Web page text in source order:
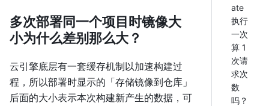
多次部署同一个项目时镜像大
小为什么差别那么大？
云引擎底层有一套缓存机制以加速构建过
程，所以部署时显示的「存储镜像到仓库」
后面的大小表示本次构建新产生的数据，可
ate
执行
一次
算 1
次请
求次
数
吗？